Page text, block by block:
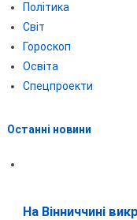
Політика
Світ
Гороскоп
Освіта
Спецпроекти
Останні новини
На Вінниччині